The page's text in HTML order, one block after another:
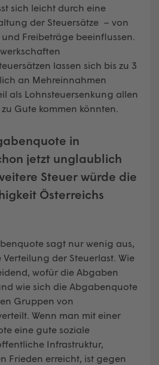
sich leicht durch eine
der Steuersätze – von
Freibeträge beeinflussen.
lassen sich bis zu 3
an Mehreinnahmen
als Lohnsteuersenkung allen
Gute kommen könnten.
in
jetzt unglaublich
Steuer würde die
Österreichs
sagt nur wenig aus,
der Steuerlast. Wie
wofür die Abgaben
wie sich die Abgabenquote
Gruppen von
Wenn man mit einer
eine gute soziale
Infrastruktur,
Frieden erreicht, ist gegen